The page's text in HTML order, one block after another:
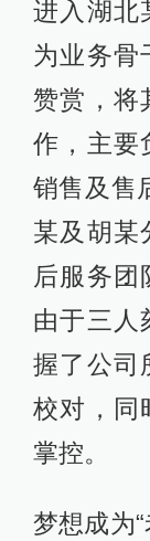
进入湖北
为业务骨
赞赏，将
作，主要
销售及售
某及胡某
后服务团
由于三人
握了公司
校对，同
掌控。
梦想成为